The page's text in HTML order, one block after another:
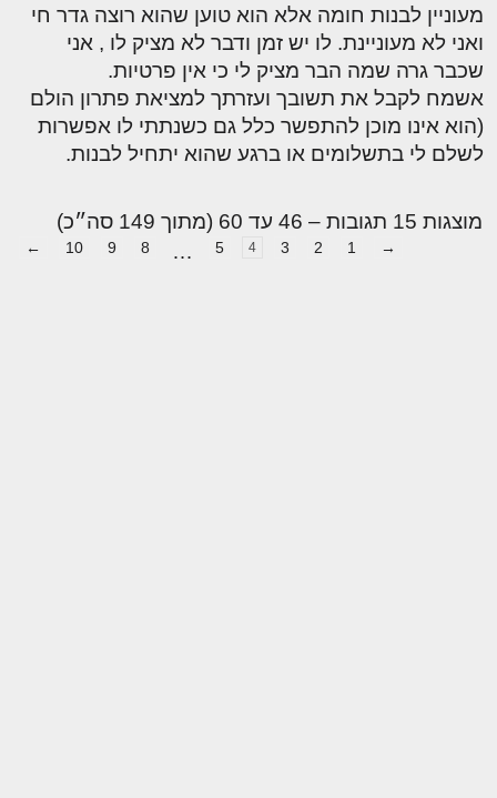
מעוניין לבנות חומה אלא הוא טוען שהוא רוצה גדר חי
ואני לא מעוניינת. לו יש זמן ודבר לא מציק לו , אני
שכבר גרה שמה הבר מציק לי כי אין פרטיות.
אשמח לקבל את תשובך ועזרתך למציאת פתרון הולם
(הוא אינו מוכן להתפשר כלל גם כשנתתי לו אפשרות
לשלם לי בתשלומים או ברגע שהוא יתחיל לבנות.
מוצגות 15 תגובות – 46 עד 60 (מתוך 149 סה״כ)
→
1
2
3
4
5
…
8
9
10
←